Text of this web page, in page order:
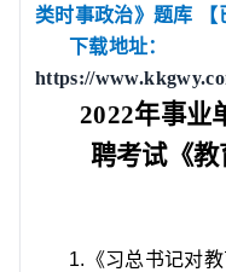
类时事政治》题库
下载地址：
https://
2022年事业
聘考试《
1. 《习总书记对